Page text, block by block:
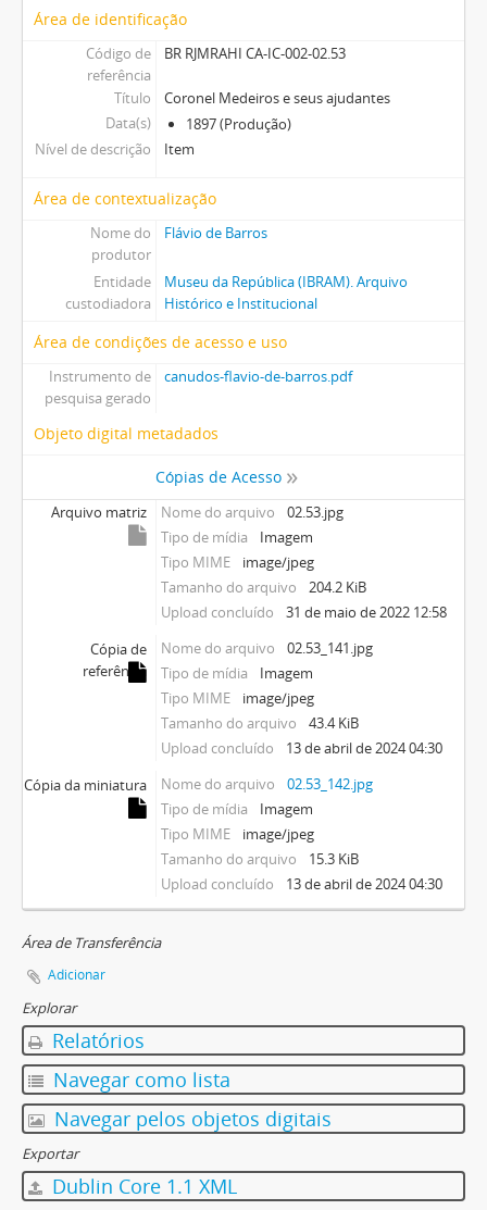
Área de identificação
Código de
referência
BR RJMRAHI CA-IC-002-02.53
Título
Coronel Medeiros e seus ajudantes
Data(s)
1897 (Produção)
Nível de descrição
Item
Área de contextualização
Nome do
produtor
Flávio de Barros
Entidade
custodiadora
Museu da República (IBRAM). Arquivo
Histórico e Institucional
Área de condições de acesso e uso
Instrumento de
pesquisa gerado
canudos-flavio-de-barros.pdf
Objeto digital metadados
Cópias de Acesso
Arquivo matriz Nome do arquivo
02.53.jpg
Tipo de mídia
Imagem
Tipo MIME
image/jpeg
Tamanho do arquivo
204.2 KiB
Upload concluído
31 de maio de 2022 12:58
Cópia de
referência
Nome do arquivo
02.53_141.jpg
Tipo de mídia
Imagem
Tipo MIME
image/jpeg
Tamanho do arquivo
43.4 KiB
Upload concluído
13 de abril de 2024 04:30
Cópia da miniatura
Nome do arquivo
02.53_142.jpg
Tipo de mídia
Imagem
Tipo MIME
image/jpeg
Tamanho do arquivo
15.3 KiB
Upload concluído
13 de abril de 2024 04:30
Área de Transferência
Adicionar
Explorar
Relatórios
Navegar como lista
Navegar pelos objetos digitais
Exportar
Dublin Core 1.1 XML